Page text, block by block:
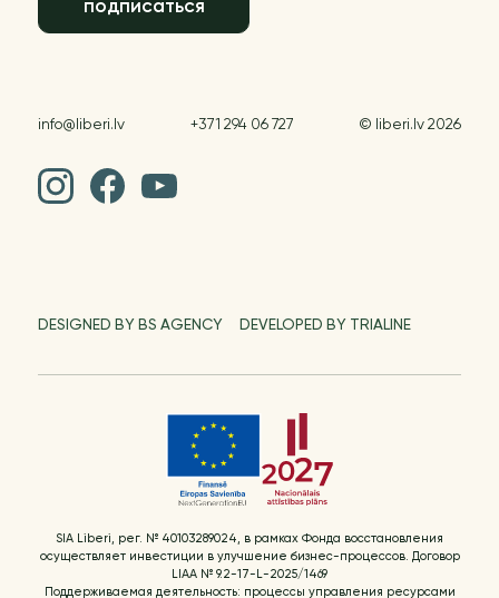
подписаться
info@liberi.lv +371 294 06 727 © liberi.lv 2026
DESIGNED BY BS AGENCY DEVELOPED BY TRIALINE
SIA Liberi, рег. № 40103289024, в рамках Фонда восстановления
осуществляет инвестиции в улучшение бизнес-процессов. Договор
LIAA № 9.2-17-L-2025/1469
Поддерживаемая деятельность: процессы управления ресурсами